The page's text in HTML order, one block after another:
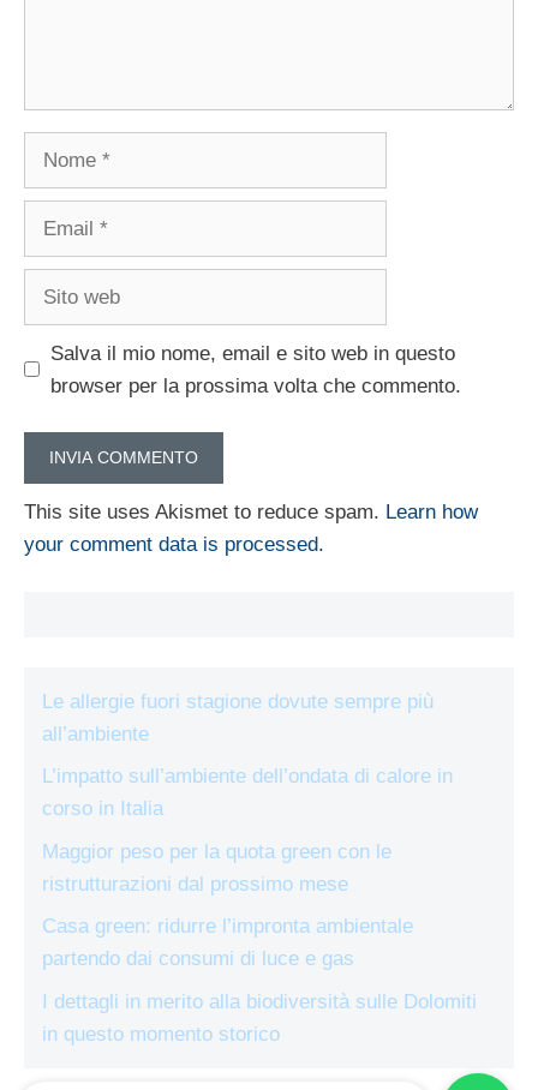
Salva il mio nome, email e sito web in questo
browser per la prossima volta che commento.
This site uses Akismet to reduce spam. Learn how
your comment data is processed.
Le allergie fuori stagione dovute sempre più
all’ambiente
L’impatto sull’ambiente dell’ondata di calore in
corso in Italia
Maggior peso per la quota green con le
ristrutturazioni dal prossimo mese
Casa green: ridurre l’impronta ambientale
partendo dai consumi di luce e gas
I dettagli in merito alla biodiversità sulle Dolomiti
in questo momento storico